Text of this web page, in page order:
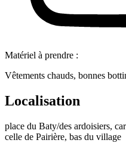
Matériel à prendre :
Vêtements chauds, bonnes
Localisation
place du Baty/des ardoisiers,
celle de Pairière, bas du village